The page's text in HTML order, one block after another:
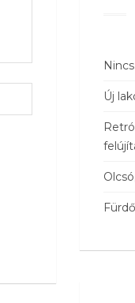
Új